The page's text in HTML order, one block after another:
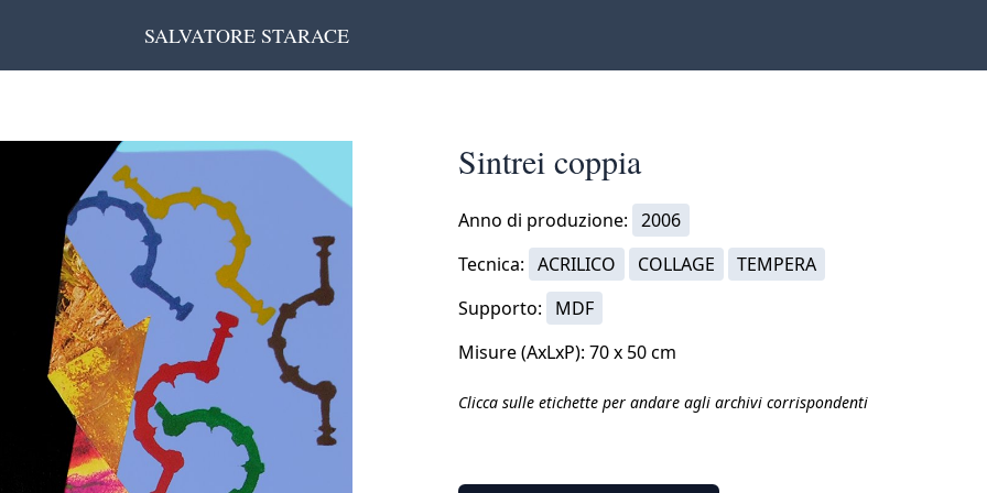
SALVATORE STARACE
Sintrei coppia
Anno di produzione: 2006
Tecnica: ACRILICO COLLAGE
TEMPERA
Supporto:
MDF
Misure (AxLxP): 70 x 50 cm
Clicca sulle etichette per andare agli archivi corrispondenti